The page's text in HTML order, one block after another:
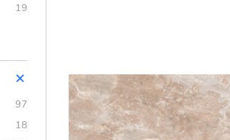
19
97
18